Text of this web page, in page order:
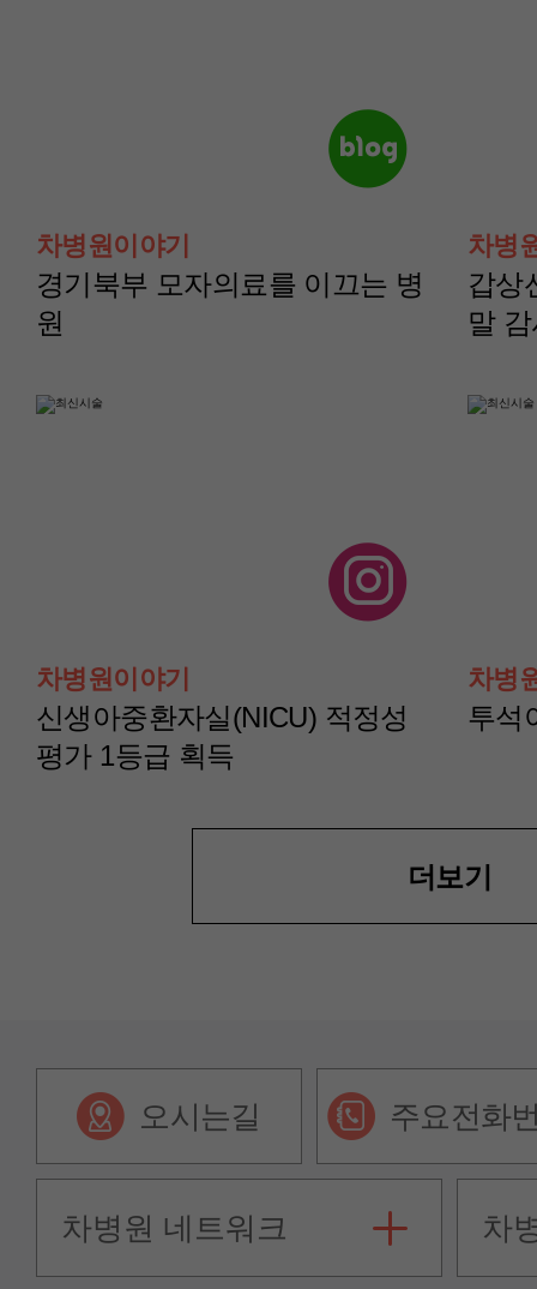
터)
윤보성 교수
산부인과(부인종
채수현 교수
이지현 교수
산부인과(부인종
이아진 교수
차병원이야기
경기북부 모자의료를 이끄는 병
원
차병
갑상
말
차병원이야기
신생아중환자실(NICU) 적정성
평가 1등급 획득
차병
투석
더보기
오시는길 주요전화
차병원 네트워크 차